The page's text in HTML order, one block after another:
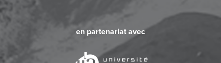
en partenariat avec